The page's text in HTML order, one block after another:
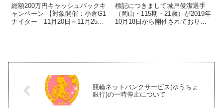
総額200万円キャッシュバックキ
ャンペーン 【対象開催：小倉G1
ナイター 11月20日～11月25
ース：...
標記につきまして城戸俊潔選手
（岡山・115期・21歳）が2019年
10月18日から開催されておりま
別昇班いたしま...
競輪ネットバンクサービス(ゆうちょ
銀行)の一時停止について